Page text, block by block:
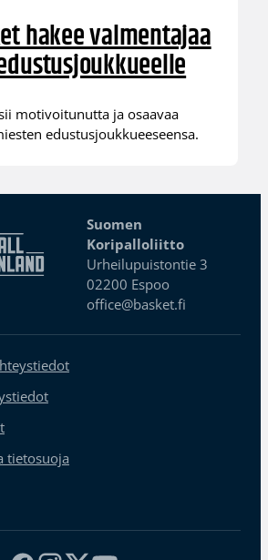
hakee valmentajaa
motivoitunutta ja osaavaa
edustusjoukkueeseensa.
Suomen
Koripalloliitto
Urheilupuistontie 3
02200 Espoo
office@basket.fi
tietosuoja